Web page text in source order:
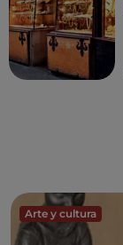
Arte y cultura